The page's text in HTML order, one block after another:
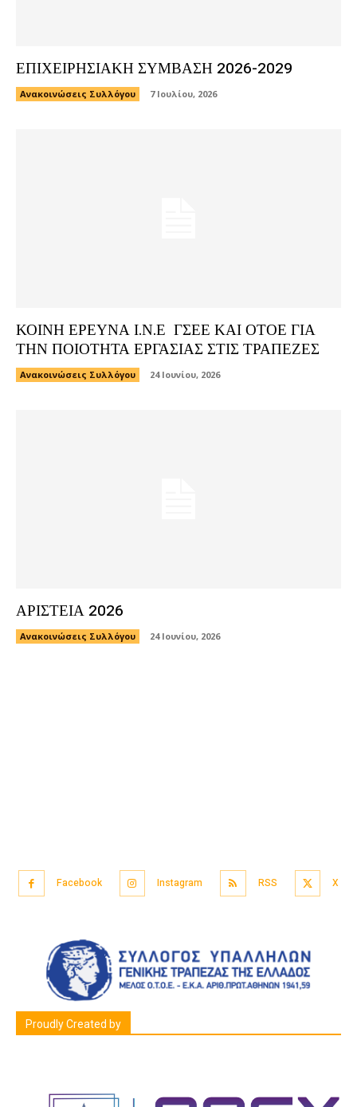
ΕΠΙΧΕΙΡΗΣΙΑΚΗ ΣΥΜΒΑΣΗ 2026-2029
Ανακοινώσεις Συλλόγου 7 Ιουλίου, 2026
ΚΟΙΝΗ ΕΡΕΥΝΑ Ι.Ν.Ε ΓΣΕΕ ΚΑΙ ΟΤΟΕ ΓΙΑ
ΤΗΝ ΠΟΙΟΤΗΤΑ ΕΡΓΑΣΙΑΣ ΣΤΙΣ ΤΡΑΠΕΖΕΣ
Ανακοινώσεις Συλλόγου 24 Ιουνίου, 2026
ΑΡΙΣΤΕΙΑ 2026
Ανακοινώσεις Συλλόγου 24 Ιουνίου, 2026
Facebook Instagram RSS X
Proudly Created by